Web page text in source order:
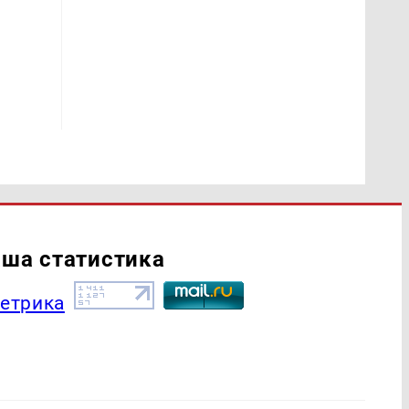
статистика